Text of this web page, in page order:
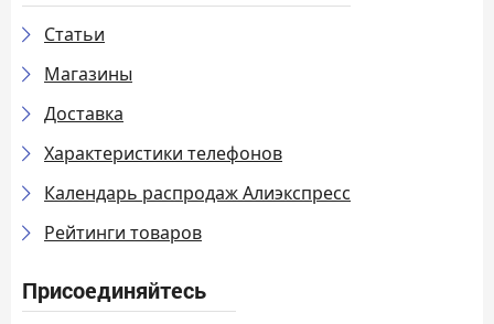
Статьи
Магазины
Доставка
Характеристики телефонов
Календарь распродаж Алиэкспресс
Рейтинги товаров
Присоединяйтесь